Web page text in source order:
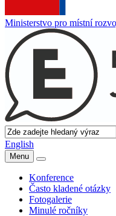
Ministerstvo pro místní
English
Menu
Konference
Často kladené otázky
Fotogalerie
Minulé ročníky